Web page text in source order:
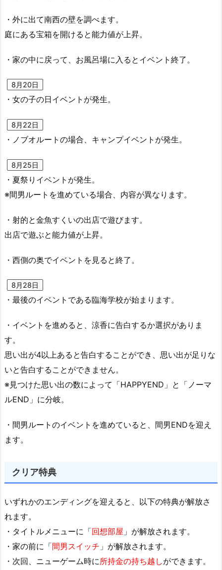
・外に出て南西の壁を調べます。
庭にある宝箱を開けると能力値が上昇。
・家の中に戻って、お風呂場に入るとイベント終了。
8月20日
・女の子の日イベントが発生。
8月22日
・ノブオルートの場合、キャンプイベントが発生。
8月25日
・夏祭りイベントが発生。
※間男ルートを進めている場合、内容が異なります。
・射的と金魚すくいの出店で遊びます。
出店で遊ぶと能力値が上昇。
・西側の奥でイベントを見ると終了。
8月28日
・最後のイベントである臨海学校が始まります。
・イベントを進めると、涼香に告白するか選択がありま
す。
思い出が4以上あると告白することができ、思い出が足りな
いと告白することができません。
※見つけた思い出の数によって「HAPPYEND」と「ノーマ
ルEND」に分岐。
・間男ルートのイベントを進めていると、間男ENDを迎え
ます。
クリア特典
いずれかのエンディングを迎えると、以下の特典が解放さ
れます。
・タイトルメニューに「回想部屋 」が解放されます。
・家の前に「間男スイッチ 」が解放されます。
・次回、ニューゲーム時に 所持金の持ち越しができます。